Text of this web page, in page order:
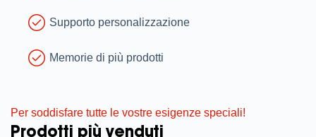
Supporto personalizzazione
Memorie di più prodotti
Per soddisfare tutte le vostre esigenze speciali!
Prodotti più venduti